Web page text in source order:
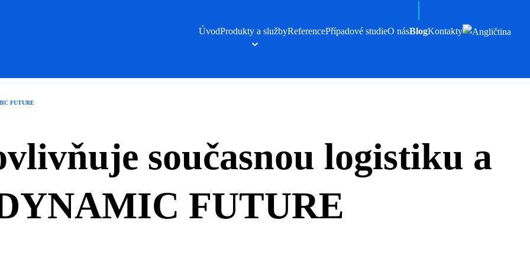
ÚvodProdukty a službyReferencePřípadové studieO násBlogKontakty
FUTURE
současnou logistiku a
FUTURE